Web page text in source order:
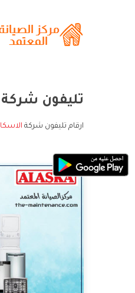
تليفون شركة
ارقام تليفون شركة الاسكا